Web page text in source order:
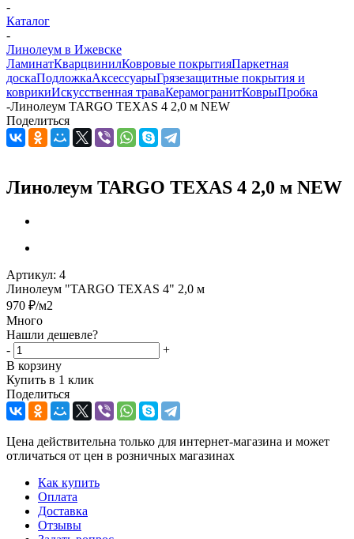
-
Каталог
-
Линолеум в Ижевске
ЛаминатКварцвинилКовровые покрытияПаркетная
доскаПодложкаАксессуарыГрязезащитные покрытия и
коврикиИскусственная траваКерамогранитКоврыПробка
-Линолеум TARGO TEXAS 4 2,0 м NEW
Поделиться
Линолеум TARGO TEXAS 4 2,0 м NEW
Артикул: 4
Линолеум "TARGO TEXAS 4" 2,0 м
970 ₽/м2
Много
Нашли дешевле?
-
+
В корзину
Купить в 1 клик
Поделиться
Цена действительна только для интернет-магазина и может
отличаться от цен в розничных магазинах
Как купить
Оплата
Доставка
Отзывы